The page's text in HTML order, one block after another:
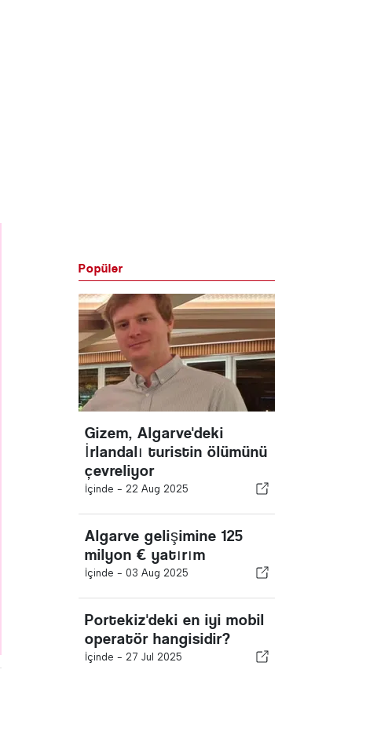
Popüler
Gizem, Algarve'deki
İrlandalı turistin ölümünü
çevreliyor
İçinde - 22 Aug 2025
Algarve gelişimine 125
milyon € yatırım
İçinde - 03 Aug 2025
Portekiz'deki en iyi mobil
operatör hangisidir?
İçinde - 27 Jul 2025